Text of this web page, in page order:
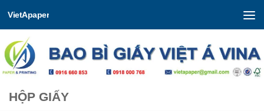
Skip to content
VietApaper
HỘP GIẤY